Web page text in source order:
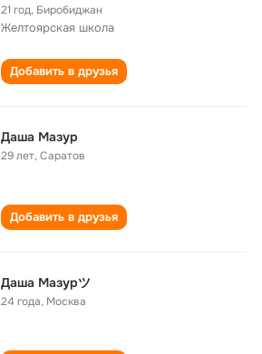
21 год, Биробиджан
Желтоярская школа
Добавить в друзья
Даша Мазур
29 лет,Саратов
Добавить в друзья
Даша Мазурツ
24 года, Москва